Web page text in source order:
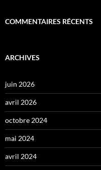
COMMENTAIRES RÉCENTS
ARCHIVES
juin 2026
avril 2026
octobre 2024
mai 2024
avril 2024